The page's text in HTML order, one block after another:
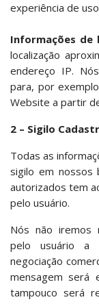
experiência de
Informações de
localização
endereço IP.
para, por
Website a partir
2 – Sigilo
Todas as
sigilo em nossos
autorizados tem
pelo usuário.
Nós não iremos
pelo usuário a
negociação
mensagem será
tampouco será